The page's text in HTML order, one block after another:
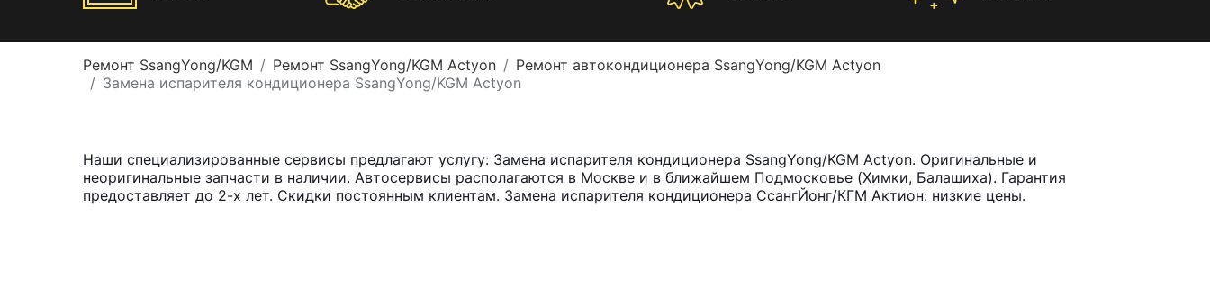
Ремонт SsangYong/KGM Ремонт SsangYong/KGM Actyon
Ремонт автокондиционера SsangYong/KGM Actyon
Замена испарителя кондиционера SsangYong/KGM Actyon
Наши специализированные сервисы предлагают услугу: Замена испарителя кондиционера SsangYong/KGM Actyon. Оригинальные и
неоригинальные запчасти в наличии. Автосервисы располагаются в Москве и в ближайшем Подмосковье (Химки, Балашиха). Гарантия
предоставляет до 2-х лет. Скидки постоянным клиентам. Замена испарителя кондиционера СсангЙонг/КГМ Актион: низкие цены.